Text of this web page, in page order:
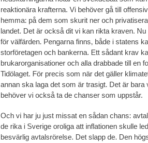
reaktionära krafterna. Vi behöver gå till
hemma: på dem som skurit ner och
landet. Det är också dit vi kan rikta kraven.
för välfärden. Pengarna finns, både i statens
storföretagen och bankerna. Ett sådant krav
brukarorganisationer och alla drabbade till en
Tidölaget. För precis som när det gäller
annan ska laga det som är trasigt. Det är
behöver vi också ta de chanser som uppstår.
Och vi har ju just missat en sådan chans:
de rika i Sverige oroliga att inflationen skulle
besvärlig avtalsrörelse. Det slapp de. Den